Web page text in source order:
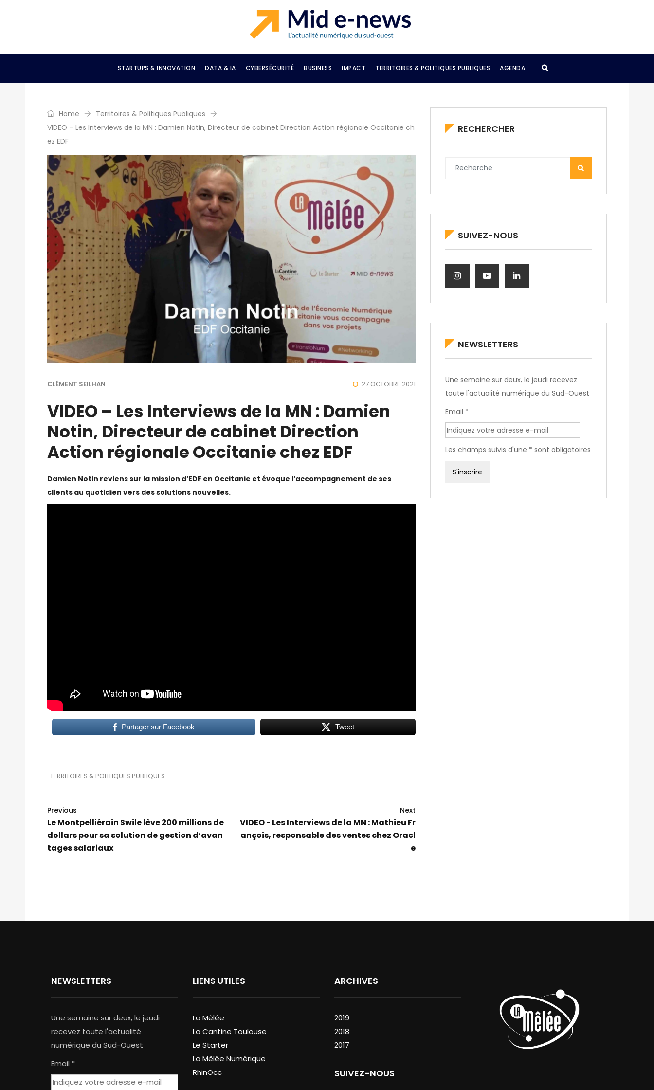
STARTUPS & INNOVATION DATA & IA CYBERSÉCURITÉ BUSINESS IMPACT TERRITOIRES & POLITIQUES PUBLIQUES AGENDA
Home
Territoires & Politiques Publiques
VIDEO – Les Interviews de la MN : Damien Notin, Directeur de cabinet Direction Action régionale Occitanie ch
ez EDF
CLÉMENT SEILHAN 27 OCTOBRE 2021
VIDEO – Les Interviews de la MN : Damien
Notin, Directeur de cabinet Direction
Action régionale Occitanie chez EDF
Damien Notin reviens sur la mission d’EDF en Occitanie et évoque l’accompagnement de ses
clients au quotidien vers des solutions nouvelles.
Partager sur Facebook Tweet
TERRITOIRES & POLITIQUES PUBLIQUES
Previous
Le Montpelliérain Swile lève 200 millions de
dollars pour sa solution de gestion d’avan
tages salariaux
Next
VIDEO - Les Interviews de la MN : Mathieu Fr
ançois, responsable des ventes chez Oracl
e
RECHERCHER
SUIVEZ-NOUS
NEWSLETTERS
Une semaine sur deux, le jeudi recevez
toute l'actualité numérique du Sud-Ouest
Email *
Les champs suivis d'une * sont obligatoires
NEWSLETTERS
Une semaine sur deux, le jeudi
recevez toute l'actualité
numérique du Sud-Ouest
Email *
LIENS UTILES
La Mêlée
La Cantine Toulouse
Le Starter
La Mêlée Numérique
RhinOcc
ARCHIVES
2019
2018
2017
SUIVEZ-NOUS